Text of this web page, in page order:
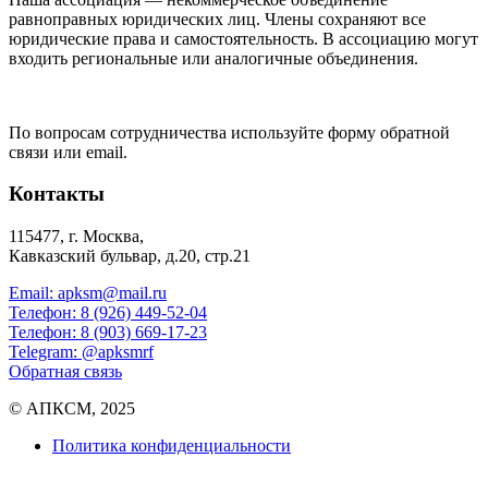
равноправных юридических лиц. Члены сохраняют все
юридические права и самостоятельность. В ассоциацию могут
входить региональные или аналогичные объединения.
По вопросам сотрудничества используйте форму обратной
связи или email.
Контакты
115477, г. Москва,
Кавказский бульвар, д.20, стр.21
Email: apksm@mail.ru
Телефон: 8 (926) 449-52-04
Телефон: 8 (903) 669-17-23
Telegram: @apksmrf
Обратная связь
© АПКСМ, 2025
Политика конфиденциальности